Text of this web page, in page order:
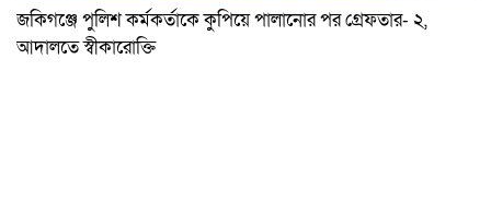
জকিগঞ্জে পুলিশ কর্মকর্তাকে কুপিয়ে পালানোর পর গ্রেফতার- ২,
আদালতে স্বীকারোক্তি